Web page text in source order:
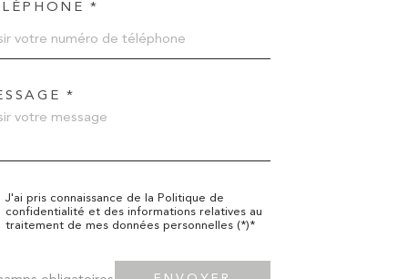
*
*
J'ai pris connaissance de la Politique de
confidentialité et des informations relatives au
traitement de mes données personnelles (*)*